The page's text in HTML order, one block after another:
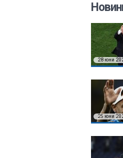
28 юни
25 юни